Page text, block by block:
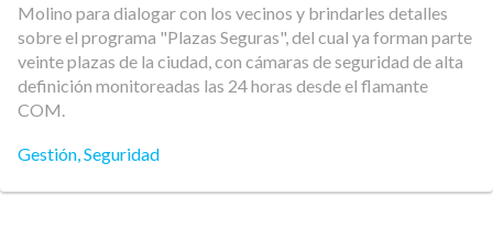
Molino para dialogar con los vecinos y brindarles detalles
sobre el programa "Plazas Seguras", del cual ya forman parte
veinte plazas de la ciudad, con cámaras de seguridad de alta
definición monitoreadas las 24 horas desde el flamante
COM.
Gestión,Seguridad